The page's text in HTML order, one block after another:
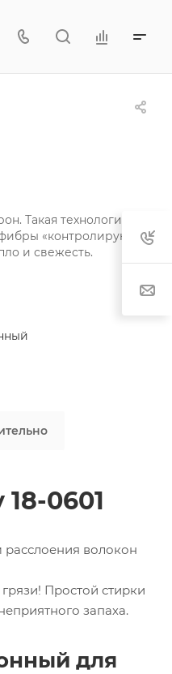
Такая технология
«контролируют»
и свежесть.
0601
расслоения волокон
Простой стирки
запаха.
для